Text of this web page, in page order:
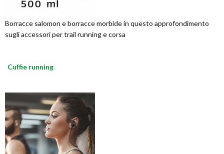
Borracce salomon e borracce morbide in questo approfondimento
sugli accessori per trail running e corsa
Cuffie running